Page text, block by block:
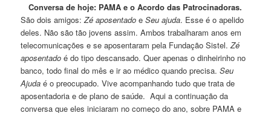
Conversa de hoje: PAMA e o Acordo das Patrocinadoras.
São dois amigos:Zé aposentado eSeu ajuda. Esse é o apelido
deles. Não são tão jovens assim. Ambos trabalharam anos em
telecomunicações e se aposentaram pela Fundação Sistel.Zé
aposentado é do tipo descansado. Quer apenas o dinheirinho no
banco, todo final do mês e ir ao médico quando precisa.Seu
Ajudaé o preocupado. Vive acompanhando tudo que trata de
aposentadoria e de plano de saúde. Aqui a continuação da
conversa que eles iniciaram no começo do ano, sobre PAMA e